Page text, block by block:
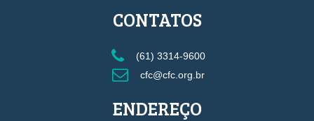
CONTATOS
(61) 3314-9600
cfc@cfc.org.br
ENDEREÇO